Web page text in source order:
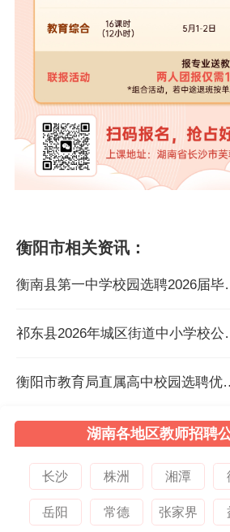
衡阳市相关资讯：
衡南县第
祁东县
衡阳市教育局
湖南各地区教师招聘
长沙 株洲 湘潭
岳阳 常德 张家界